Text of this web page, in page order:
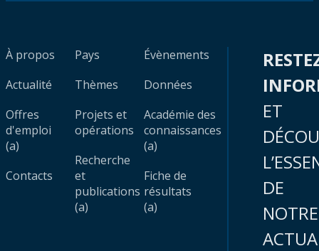
À propos
Actualité
Offres
d'emploi
(a)
Contacts
Pays
Thèmes
Projets et
opérations
Recherche
et
publications
(a)
Évènements
Données
Académie des
connaissances
(a)
Fiche de
résultats
(a)
ET
DE
NOTRE